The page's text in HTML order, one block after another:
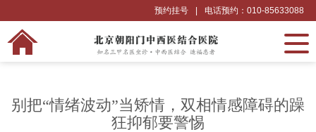
电话预约：010-85633088
预约挂号
别把“情绪波动”当矫情，双相情感障碍的躁
狂抑郁要警惕